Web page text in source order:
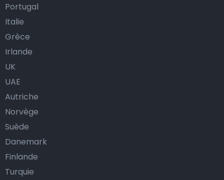
Portugal
Italie
Grèce
Irlande
UK
UAE
Autriche
Norvège
Suède
Danemark
Finlande
Turquie